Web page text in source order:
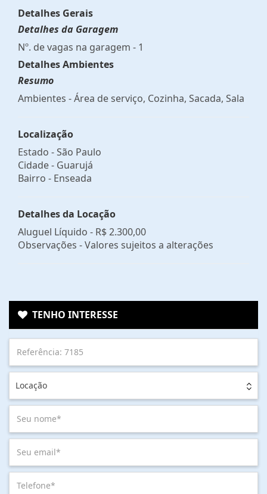
Detalhes Gerais
Detalhes da Garagem
Nº. de vagas na garagem - 1
Detalhes Ambientes
Resumo
Ambientes - Área de serviço, Cozinha, Sacada, Sala
Localização
Estado -São Paulo
Cidade - Guarujá
Bairro - Enseada
Detalhes da Locação
Aluguel Líquido - R$ 2.300,00
Observações - Valores sujeitos a alterações
TENHO INTERESSE
Locação